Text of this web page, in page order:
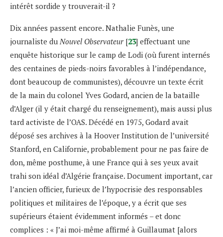
intérêt sordide y trouverait-il ?
Dix années passent encore. Nathalie Funès, une
journaliste du Nouvel Observateur[23] effectuant une
enquête historique sur le camp de Lodi (où furent internés
des centaines de pieds-noirs favorables à l’indépendance,
dont beaucoup de communistes), découvre un texte écrit
de la main du colonel Yves Godard, ancien de la bataille
d’Alger (il y était chargé du renseignement), mais aussi plus
tard activiste de l’OAS. Décédé en 1975, Godard avait
déposé ses archives à la Hoover Institution de l’université
Stanford, en Californie, probablement pour ne pas faire de
don, même posthume, à une France qui à ses yeux avait
trahi son idéal d’Algérie française. Document important, car
l’ancien officier, furieux de l’hypocrisie des responsables
politiques et militaires de l’époque, y a écrit que ses
supérieurs étaient évidemment informés – et donc
complices : « J’ai moi-même affirmé à Guillaumat [alors